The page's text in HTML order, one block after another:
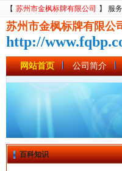
【 苏州市金枫标牌有限公司 】 服
苏州市金枫标牌有限公
http://
网站首页 公司简介
百科知识